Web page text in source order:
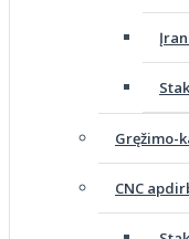
Gręžimo-
CNC